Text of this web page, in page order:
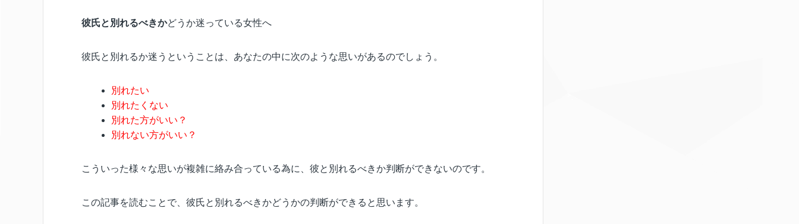
彼氏と別れるべきかどうか迷っている女性へ
彼氏と別れるか迷うということは、あなたの中に次のような思いがあるのでしょう。
別れたい
別れたくない
別れた方がいい？
別れない方がいい？
こういった様々な思いが複雑に絡み合っている為に、彼と別れるべきか判断ができないのです。
この記事を読むことで、彼氏と別れるべきかどうかの判断ができると思います。